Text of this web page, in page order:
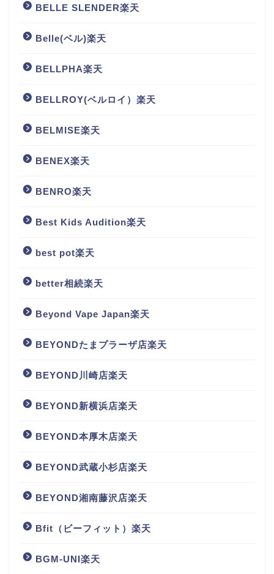
BELLE SLENDER楽天
Belle(ベル)楽天
BELLPHA楽天
BELLROY(ベルロイ）楽天
BELMISE楽天
BENEX楽天
BENRO楽天
Best Kids Audition楽天
best pot楽天
better相続楽天
Beyond Vape Japan楽天
BEYONDたまプラーザ店楽天
BEYOND川崎店楽天
BEYOND新横浜店楽天
BEYOND本厚木店楽天
BEYOND武蔵小杉店楽天
BEYOND湘南藤沢店楽天
Bfit（ビーフィット）楽天
BGM‐UNI楽天